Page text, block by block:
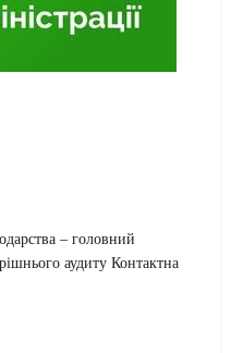
– головний
аудиту Контактна